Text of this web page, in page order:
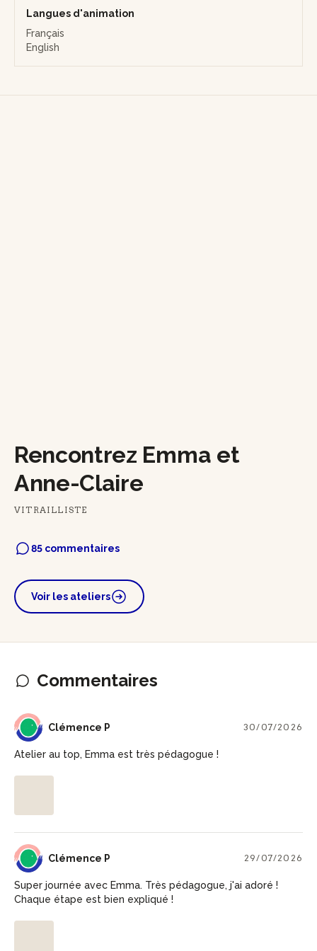
Langues d'animation
Français
English
Rencontrez Emma et
Anne-Claire
VITRAILLISTE
85 commentaires
Voir les ateliers
Commentaires
CP Clémence P 30/07/2026
Atelier au top, Emma est très pédagogue !
CP Clémence P 29/07/2026
Super journée avec Emma. Très pédagogue, j'ai adoré !
Chaque étape est bien expliqué !